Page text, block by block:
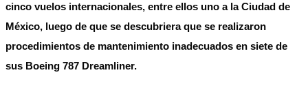
cinco vuelos internacionales, entre ellos uno a la Ciudad de
México, luego de que se descubriera que se realizaron
procedimientos de mantenimiento inadecuados en siete de
sus Boeing 787 Dreamliner.